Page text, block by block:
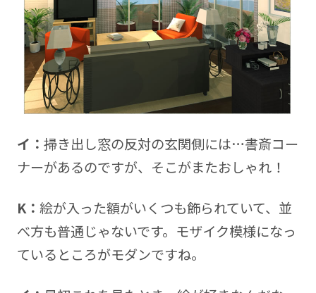
イ： 掃き出し窓の反対の玄関側には…書斎コー
ナーがあるのですが、そこがまたおしゃれ！
K： 絵が入った額がいくつも飾られていて、並
べ方も普通じゃないです。モザイク模様になっ
ているところがモダンですね。